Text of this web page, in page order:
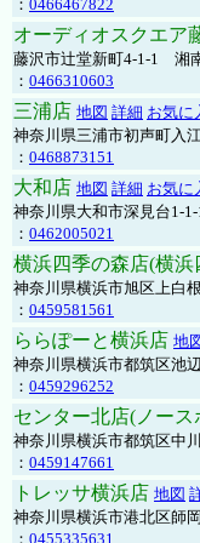
： 0466467822
オーディオスクエア
藤沢市辻堂新町4-1-1 湘
： 0466310603
三浦店 地図 詳細 お気に
神奈川県三浦市初声町入
： 0468873151
大和店 地図 詳細 お気に
神奈川県大和市深見台1-1-
： 0462005021
横浜四季の森店(横
神奈川県横浜市旭区上白
： 0459581561
ららぽーと横浜店 地
神奈川県横浜市都筑区池
： 0459296252
センター北店(ノー
神奈川県横浜市都筑区中
： 0459147661
トレッサ横浜店 地図
神奈川県横浜市港北区師
： 0455335631